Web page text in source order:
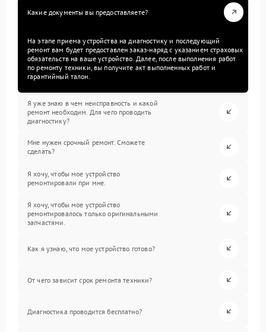
Какие документы вы предоставляете?
На этапе приема устройства на диагностику и последующий
ремонт вам будет предоставлен заказ-наряд с указанием страховых
обязательств на ваше устройство. Далее, после выполнения работ
по ремонту техники, вы получите акт выполненных работ и
гарантийный талон.
Я уже знаю в чем неисправность и какой
ремонт необходим. Для чего проводить
диагностику?
Мне нужен срочный ремонт. Сможете
сделать?
Я хочу, чтобы мое устройство
ремонтировали при мне.
Я хочу, чтобы мое устройство
ремонтировалось только оригинальными
запчастями.
Как я узнаю, что мое устройство готово?
От чего зависит срок ремонта техники?
Диагностика проводится бесплатно?